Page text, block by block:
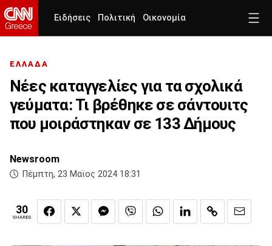
Ειδήσεις Πολιτική Οικονομία
ΕΛΛΑΔΑ
Νέες καταγγελίες για τα σχολικά
γεύματα: Τι βρέθηκε σε σάντουιτς
που μοιράστηκαν σε 133 Δήμους
Newsroom
Πέμπτη, 23 Μαϊος 2024 18:31
30
SHARES